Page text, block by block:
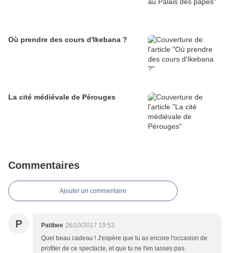
Où prendre des cours d'Ikebana ?
La cité médiévale de Pérouges
Commentaires
Ajouter un commentaire
P Patibee 26/10/2017 19:53
Quel beau cadeau ! J'espère que tu as encore l'occasion de
profiter de ce spectacle, et que tu ne t'en lasses pas.